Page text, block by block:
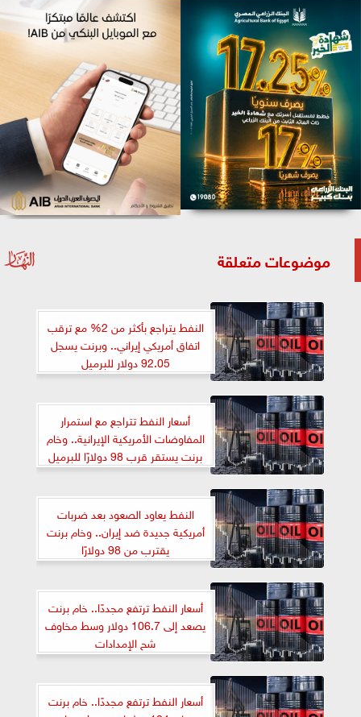
موضوعات متعلقة
النفط يتراجع بأكثر من 2% مع ترقب
اتفاق أمريكي إيراني.. وبرنت يسجل
92.05 دولار للبرميل
أسعار النفط تتراجع مع استمرار
المفاوضات الأمريكية الإيرانية.. وخام
برنت يستقر قرب 98 دولارًا للبرميل
النفط يعاود الصعود بعد ضربات
أمريكية جديدة ضد إيران.. وخام برنت
يقترب من 98 دولارًا
أسعار النفط ترتفع مجددًا.. خام برنت
يصعد إلى 106.7 دولار وسط مخاوف
شح الإمدادات
أسعار النفط ترتفع مجددًا.. خام برنت